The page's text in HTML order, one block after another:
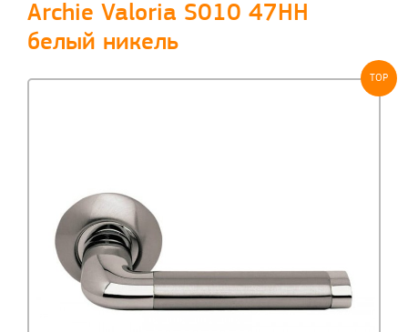
Archie Valoria S010 47HH
белый никель
TOP